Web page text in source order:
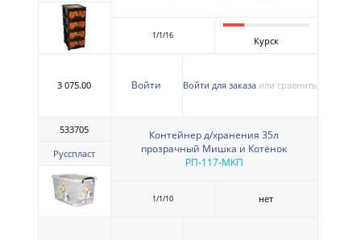
1/1/16 Курск
3 075.00 Войти Войти для заказа или сравнить
533705
Русспласт
Контейнер д/хранения 35л
прозрачный Мишка и Котёнок
РП-117-МКП
1/1/10 нет